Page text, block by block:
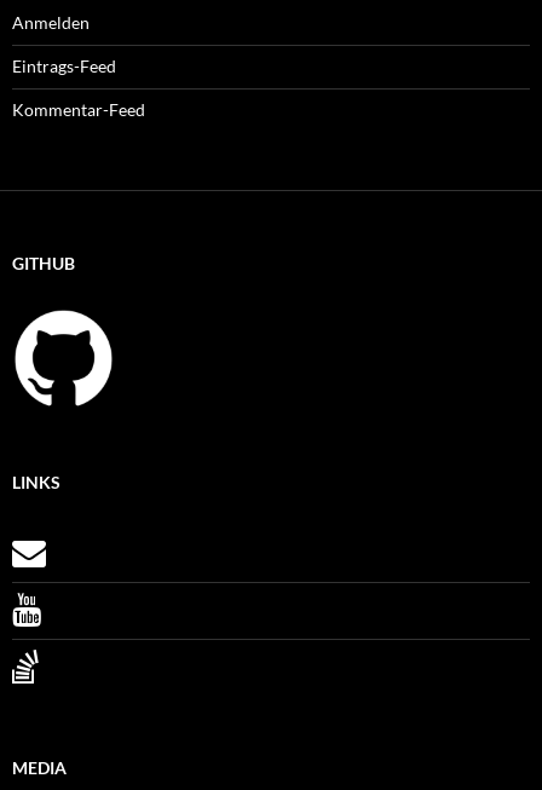
Anmelden
Eintrags-Feed
Kommentar-Feed
GITHUB
LINKS
MEDIA